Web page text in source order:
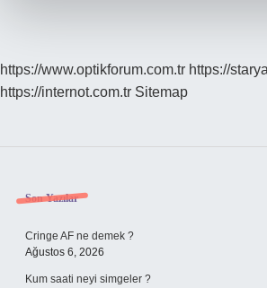
https://www.optikforum.com.tr https://
https://internot.com.tr Sitemap
Sidebar
Son Yazılar
Cringe AF ne demek ?
Ağustos 6, 2026
Kum saati neyi simgeler ?